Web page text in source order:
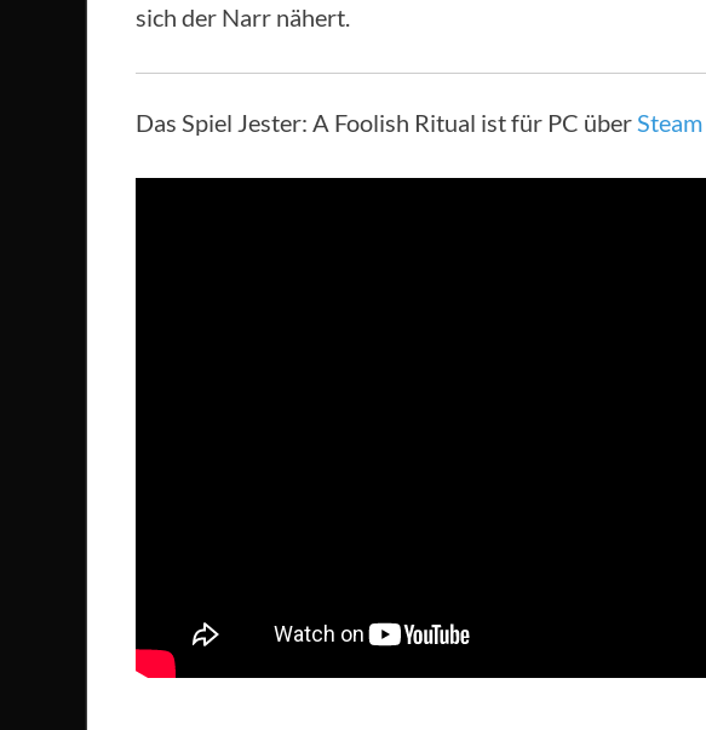
sich der Narr nähert.
Das Spiel Jester: A Foolish Ritual ist für PC überSteam